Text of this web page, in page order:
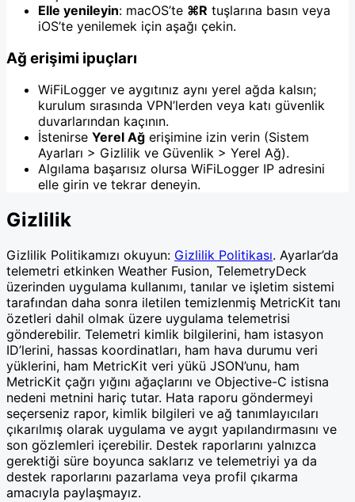
Elle yenileyin: macOS’te ⌘R tuşlarına basın veya
iOS’te yenilemek için aşağı çekin.
Ağ erişimi ipuçları
WiFiLogger ve aygıtınız aynı yerel ağda kalsın;
kurulum sırasında VPN’lerden veya katı güvenlik
duvarlarından kaçının.
İstenirse Yerel Ağ erişimine izin verin (Sistem
Ayarları > Gizlilik ve Güvenlik > Yerel Ağ).
Algılama başarısız olursa WiFiLogger IP adresini
elle girin ve tekrar deneyin.
Gizlilik
Gizlilik Politikamızı okuyun: Gizlilik Politikası. Ayarlar’da
telemetri etkinken Weather Fusion, TelemetryDeck
üzerinden uygulama kullanımı, tanılar ve işletim sistemi
tarafından daha sonra iletilen temizlenmiş MetricKit tanı
özetleri dahil olmak üzere uygulama telemetrisi
gönderebilir. Telemetri kimlik bilgilerini, ham istasyon
ID’lerini, hassas koordinatları, ham hava durumu veri
yüklerini, ham MetricKit veri yükü JSON’unu, ham
MetricKit çağrı yığını ağaçlarını ve Objective-C istisna
nedeni metnini hariç tutar. Hata raporu göndermeyi
seçerseniz rapor, kimlik bilgileri ve ağ tanımlayıcıları
çıkarılmış olarak uygulama ve aygıt yapılandırmasını ve
son gözlemleri içerebilir. Destek raporlarını yalnızca
gerektiği süre boyunca saklarız ve telemetriyi ya da
destek raporlarını pazarlama veya profil çıkarma
amacıyla paylaşmayız.